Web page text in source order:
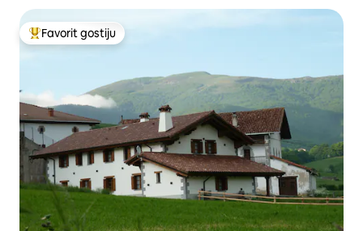
Glavni favorit gostiju
Favorit gostiju